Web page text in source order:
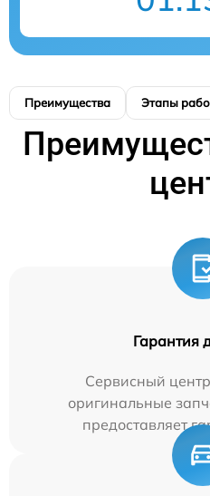
Преимущества Этапы
Гарантия
Сервисный
оригинальные
предоставляет